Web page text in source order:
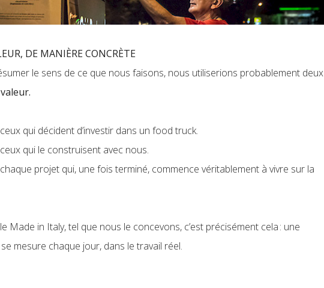
DE MANIÈRE CONCRÈTE
le sens de ce que nous faisons, nous utiliserions probablement deux
qui décident d’investir dans un food truck.
qui le construisent avec nous.
projet qui, une fois terminé, commence véritablement à vivre sur la
Made in Italy, tel que nous le concevons, c’est précisément cela : une
mesure chaque jour, dans le travail réel.